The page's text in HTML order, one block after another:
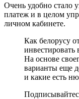
Очень удобно стало
платеж и в целом
личном кабинете.
Как белорусу
инвестировать
На основе
варианты еще
и какие есть